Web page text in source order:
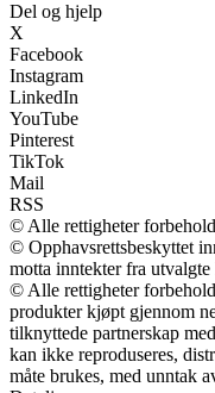
Del og hjelp
X
Facebook
Instagram
LinkedIn
YouTube
Pinterest
TikTok
Mail
RSS
© Alle rettigheter
© Opphavsrettsbeskyttet
motta inntekter fra
© Alle rettigheter
produkter kjøpt gjennom
tilknyttede partnerskap
kan ikke reproduseres,
måte brukes, med unntak